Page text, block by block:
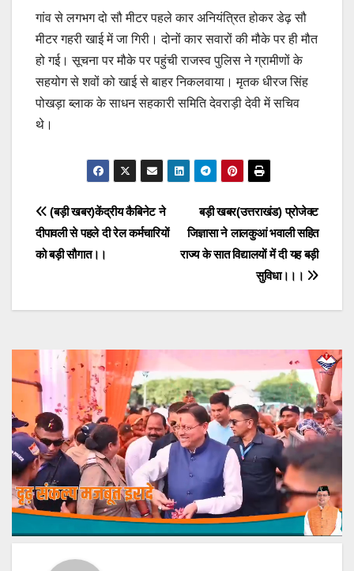
गांव से लगभग दो सौ मीटर पहले कार अनियंत्रित होकर डेढ़ सौ
मीटर गहरी खाई में जा गिरी। दोनों कार सवारों की मौके पर ही मौत
हो गई। सूचना पर मौके पर पहुंची राजस्व पुलिस ने ग्रामीणों के
सहयोग से शवों को खाई से बाहर निकलवाया। मृतक धीरज सिंह
पोखड़ा ब्लाक के साधन सहकारी समिति देवराड़ी देवी में सचिव
थे।
Post
navigation
बड़ी खबर(उत्तराखंड) प्रोजेक्ट
जिज्ञासा ने लालकुआं भवाली सहित
राज्य के सात विद्यालयों में दी यह बड़ी
सुविधा।।।
(बड़ी खबर)केंद्रीय कैबिनेट ने
दीपावली से पहले दी रेल कर्मचारियों
को बड़ी सौगात।।